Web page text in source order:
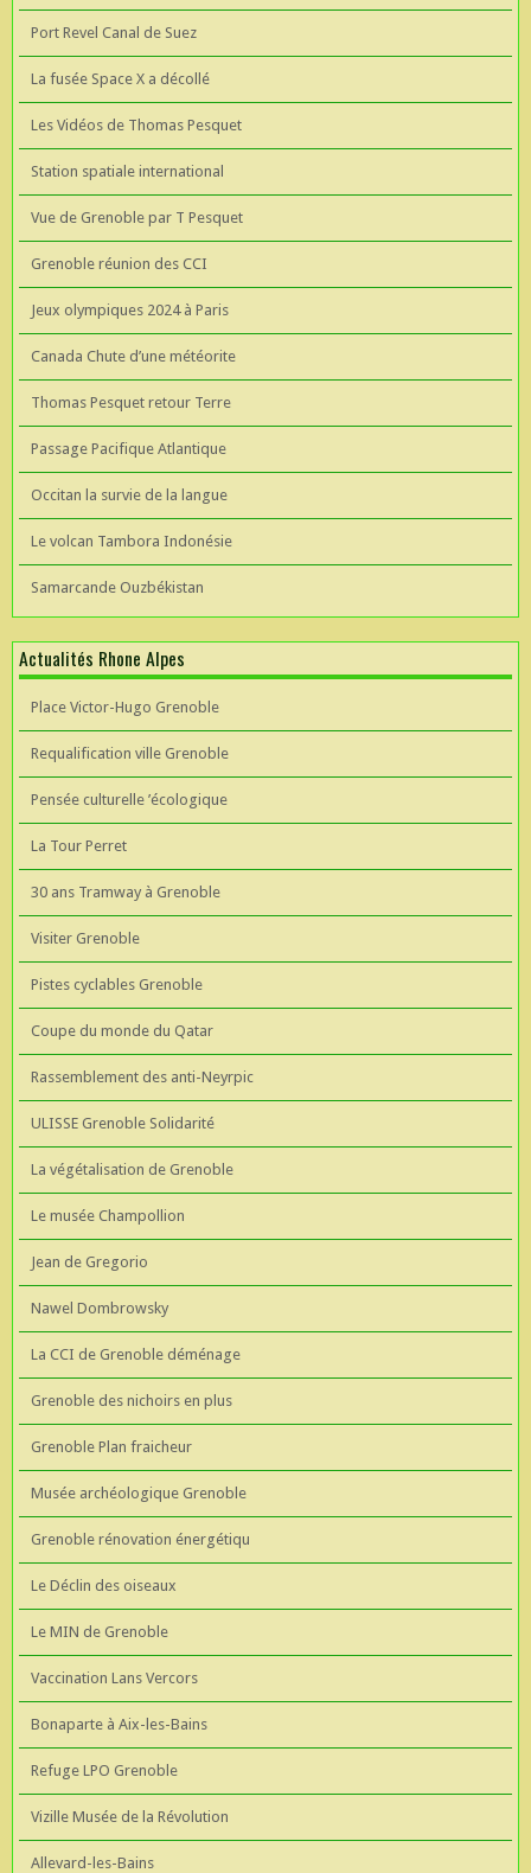
Port Revel Canal de Suez
La fusée Space X a décollé
Les Vidéos de Thomas Pesquet
Station spatiale international
Vue de Grenoble par T Pesquet
Grenoble réunion des CCI
Jeux olympiques 2024 à Paris
Canada Chute d’une météorite
Thomas Pesquet retour Terre
Passage Pacifique Atlantique
Occitan la survie de la langue
Le volcan Tambora Indonésie
Samarcande Ouzbékistan
Actualités Rhone Alpes
Place Victor-Hugo Grenoble
Requalification ville Grenoble
Pensée culturelle ’écologique
La Tour Perret
30 ans Tramway à Grenoble
Visiter Grenoble
Pistes cyclables Grenoble
Coupe du monde du Qatar
Rassemblement des anti-Neyrpic
ULISSE Grenoble Solidarité
La végétalisation de Grenoble
Le musée Champollion
Jean de Gregorio
Nawel Dombrowsky
La CCI de Grenoble déménage
Grenoble des nichoirs en plus
Grenoble Plan fraicheur
Musée archéologique Grenoble
Grenoble rénovation énergétiqu
Le Déclin des oiseaux
Le MIN de Grenoble
Vaccination Lans Vercors
Bonaparte à Aix-les-Bains
Refuge LPO Grenoble
Vizille Musée de la Révolution
Allevard-les-Bains